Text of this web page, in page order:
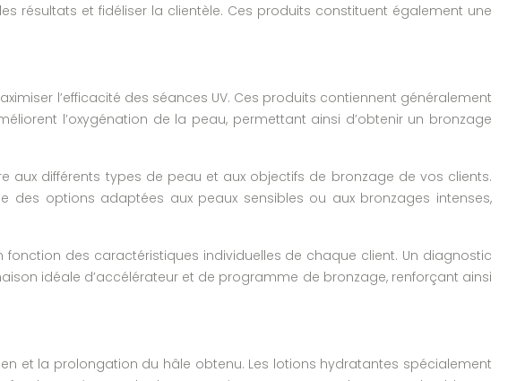
résultats et fidéliser la clientèle. Ces produits constituent également une
l’efficacité des séances UV. Ces produits contiennent généralement
l’oxygénation de la peau, permettant ainsi d’obtenir un bronzage
différents types de peau et aux objectifs de bronzage de vos clients.
des options adaptées aux peaux sensibles ou aux bronzages intenses,
des caractéristiques individuelles de chaque client. Un diagnostic
idéale d’accélérateur et de programme de bronzage, renforçant ainsi
et la prolongation du hâle obtenu. Les lotions hydratantes spécialement